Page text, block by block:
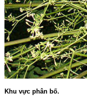
Khu vực phân bố.